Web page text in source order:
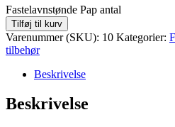
Fastelavnstønde Pap antal
Tilføj til kurv
Varenummer (SKU): 10 Kategorier:
tilbehør
Beskrivelse
Beskrivelse